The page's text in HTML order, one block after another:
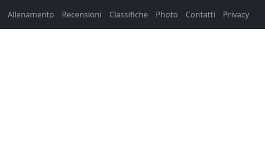
Allenamento Recensioni Classifiche Photo Contatti Privacy